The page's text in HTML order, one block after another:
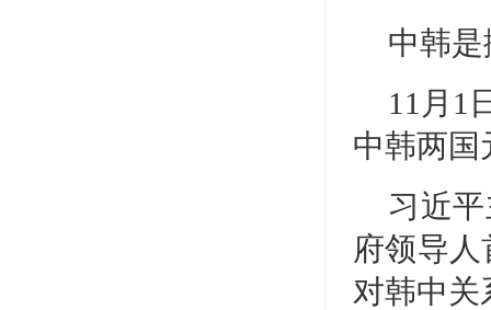
中韩
11月1
中韩两国
习近
府领导
对韩中关